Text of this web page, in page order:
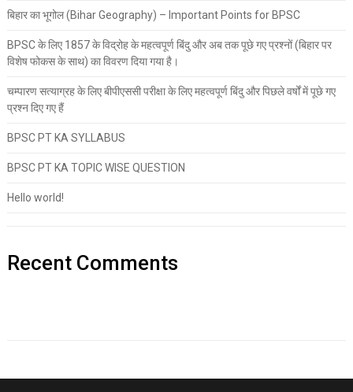
बिहार का भूगोल (Bihar Geography) – Important Points for BPSC
BPSC के लिए 1857 के विद्रोह के महत्वपूर्ण बिंदु और अब तक पूछे गए प्रश्नों (बिहार पर
विशेष फोकस के साथ) का विवरण दिया गया है।
चम्पारण सत्याग्रह के लिए बीपीएससी परीक्षा के लिए महत्वपूर्ण बिंदु और पिछले वर्षों में पूछे गए
प्रश्न दिए गए हैं
BPSC PT KA SYLLABUS
BPSC PT KA TOPIC WISE QUESTION
Hello world!
Recent Comments